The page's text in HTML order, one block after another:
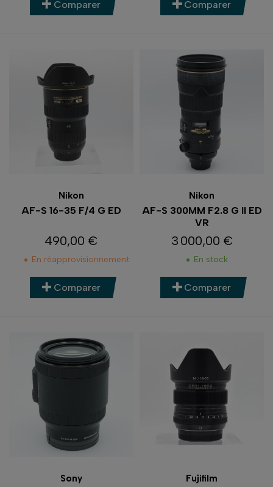
Comparer Comparer
Nikon
AF-S 16-35 F/4 G ED
Prix
490,00 €
En réapprovisionnement
Comparer
Nikon
AF-S 300MM F2.8 G II ED
VR
Prix
3 000,00 €
En stock
Comparer
Sony Fujifilm